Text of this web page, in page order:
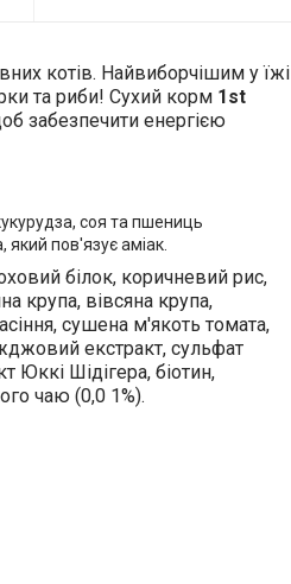
котів. Найвиборчішим у їжі
та риби! Сухий корм 1st
забезпечити енергією
соя та пшениць
який пов'язує аміак.
білок, коричневий рис,
крупа, вівсяна крупа,
сушена м'якоть томата,
екстракт, сульфат
Юккі Шідігера, біотин,
чаю (0,0 1%).